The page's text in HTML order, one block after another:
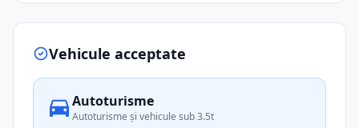
Vehicule acceptate
Autoturisme
Autoturisme și vehicule sub 3.5t